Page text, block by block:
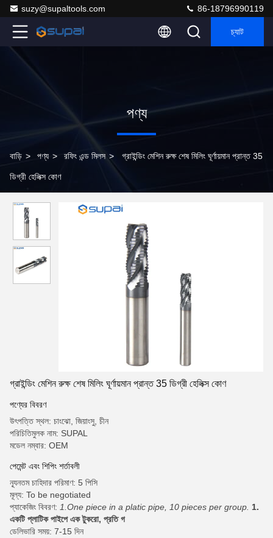
suzy@supaltools.com 86-18796990119
চ্যাট
পণ্য
বাড়ি > পণ্য > রফিং এন্ড মিলস > গ্রাইন্ডিং মেশিন রুক্ষ শেষ মিলিং ঘূর্ণায়মান প্রান্ত 35
ডিগ্রী হেলিক্স কোণ
গ্রাইন্ডিং মেশিন রুক্ষ শেষ মিলিং ঘূর্ণায়মান প্রান্ত 35 ডিগ্রী হেলিক্স কোণ
পণ্যের বিবরণ
উৎপত্তি স্থল: চাংঝো, জিয়াংসু, চীন
পরিচিতিমুলক নাম: SUPAL
মডেল নম্বার: OEM
পেমেন্ট এবং শিপিং শর্তাবলী
ন্যূনতম চাহিদার পরিমাণ: 5 পিসি
মূল্য: To be negotiated
প্যাকেজিং বিবরণ: 1.One piece in a platic pipe, 10 pieces per group. 1.
একটি প্লাটিক পাইপে এক টুকরো, প্রতি গ
ডেলিভারি সময়: 7-15 দিন